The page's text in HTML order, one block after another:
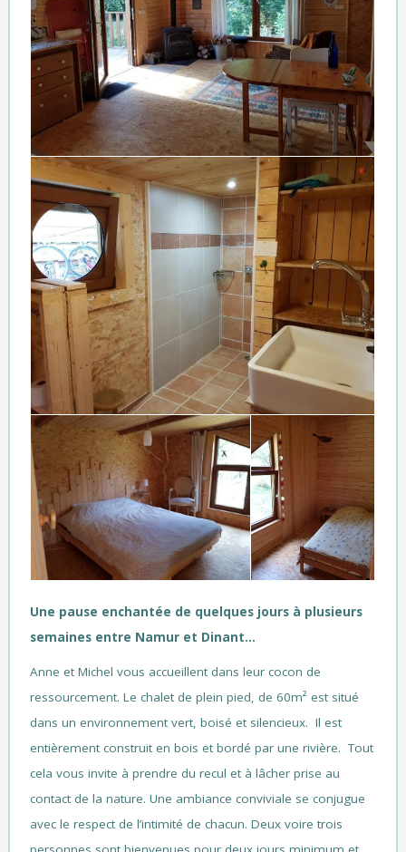
Une pause enchantée de quelques jours à plusieurs
semaines entre Namur et Dinant…
Anne et Michel vous accueillent dans leur cocon de
ressourcement. Le chalet de plein pied, de 60m² est situé
dans un environnement vert, boisé et silencieux. Il est
entièrement construit en bois et bordé par une rivière. Tout
cela vous invite à prendre du recul et à lâcher prise au
contact de la nature. Une ambiance conviviale se conjugue
avec le respect de l’intimité de chacun. Deux voire trois